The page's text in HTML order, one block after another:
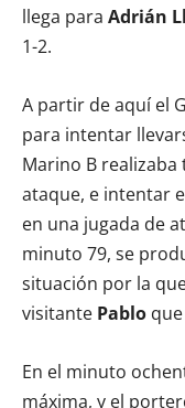
llega para Adrián
1-2.
A partir de aquí el
para intentar
Marino B
ataque, e intentar
en una jugada de
minuto 79, se
situación por la
visitante Pablo
En el minuto
máxima, y el